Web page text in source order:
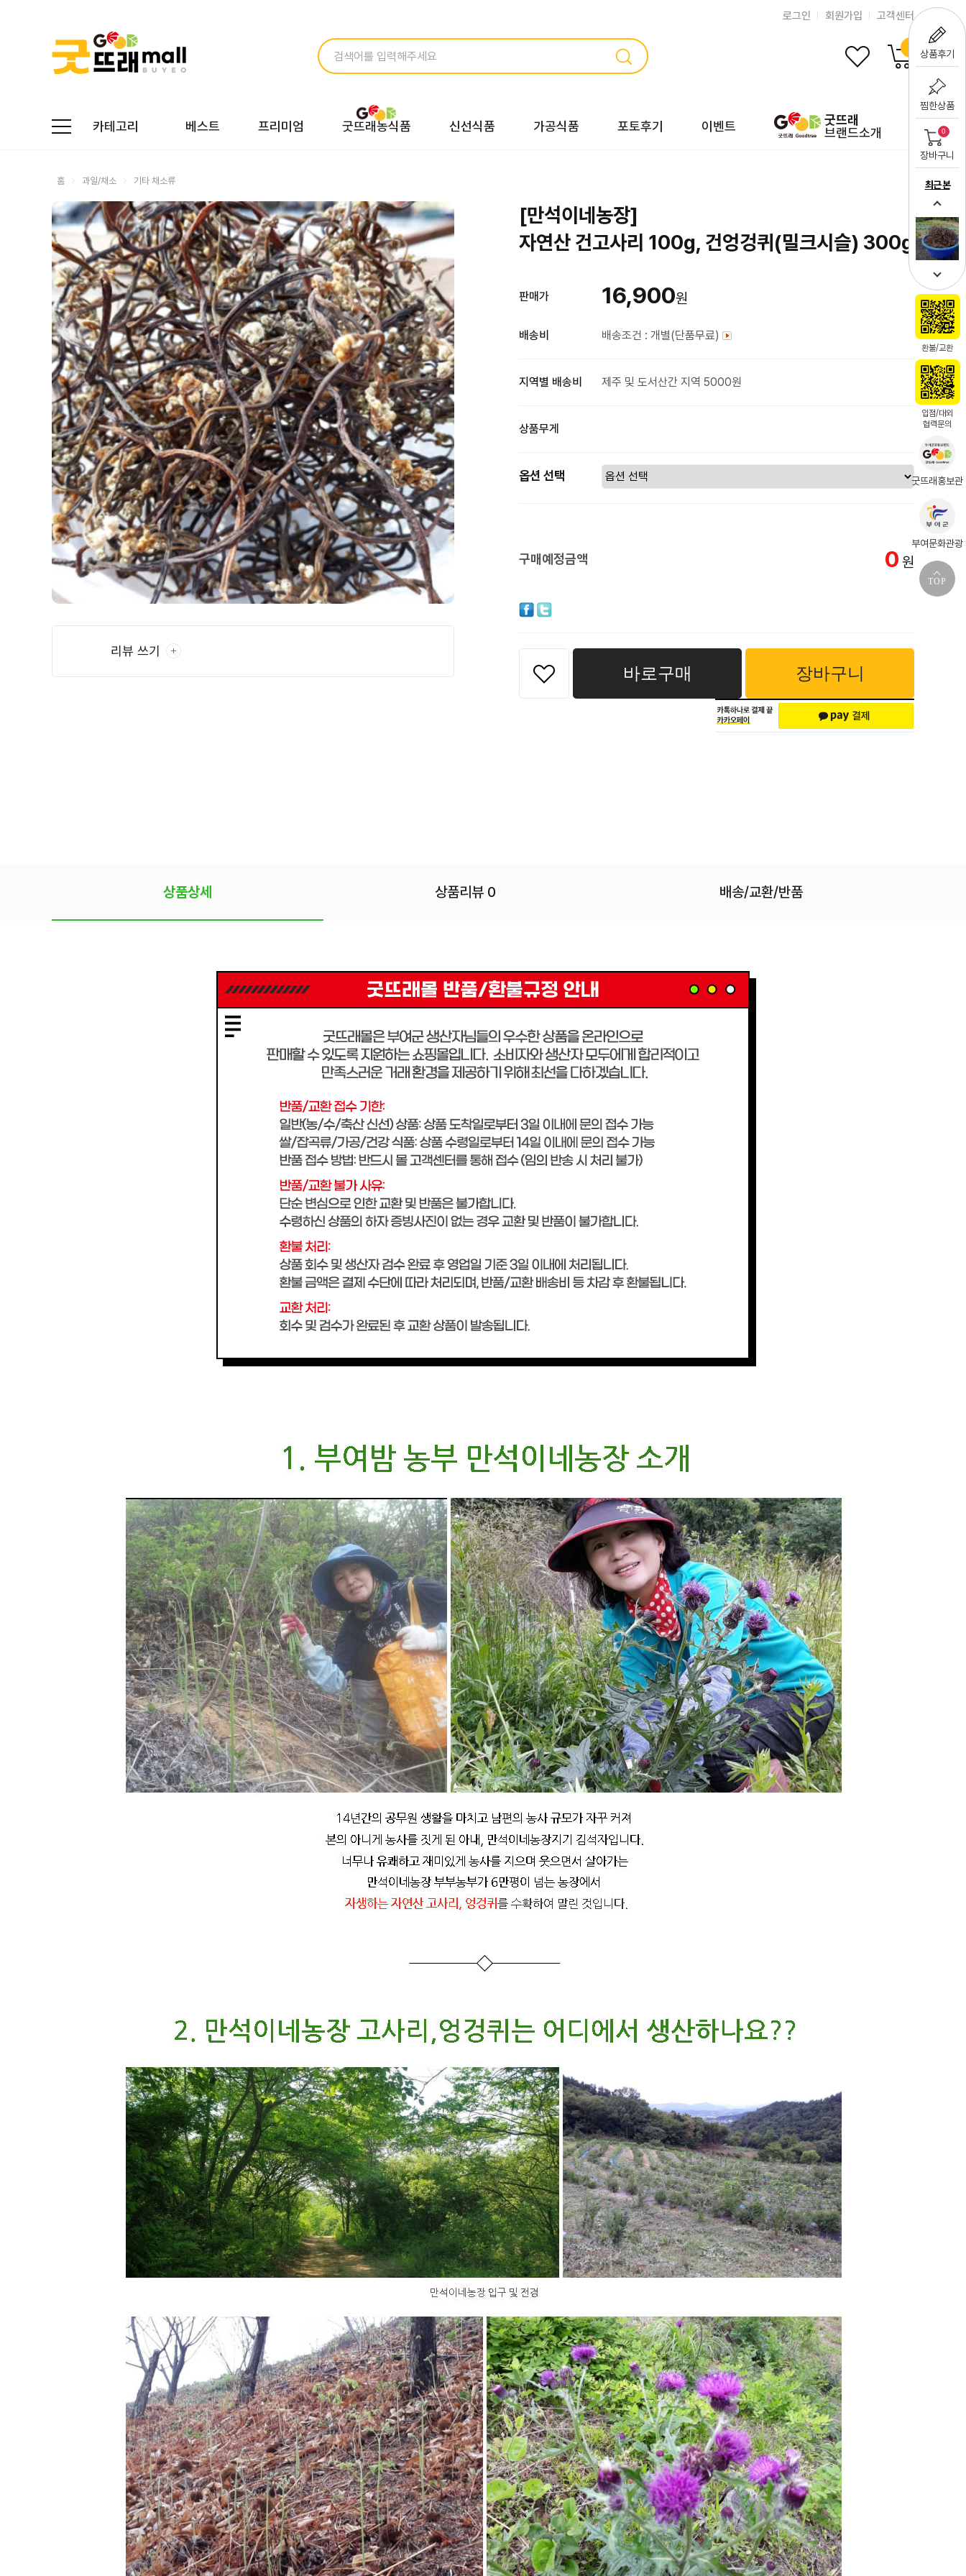
상품후기
찜한상품
0
장바구니
최근 본
환불/교환
입점/대외
협력문의
굿뜨래홍보관
부여문화관광
TOP
로그인 회원가입 고객센터
카테고리 베스트 프리미엄 굿뜨래농식품 신선식품 가공식품 포토후기 이벤트
굿뜨래
브랜드소개
홈 과일/채소 기타 채소류
리뷰 쓰기
[만석이네농장]
자연산 건고사리 100g, 건엉겅퀴(밀크시슬) 300g
판매가 16,900원
배송비 배송조건 : 개별(단품무료)
지역별 배송비 제주 및 도서산간 지역 5000원
상품무게
옵션 선택
구매예정금액 0 원
바로구매 장바구니
상품상세 상품리뷰 0 배송/교환/반품